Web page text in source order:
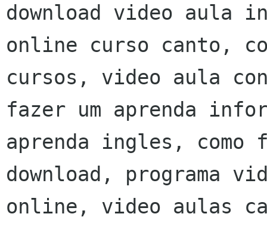
download video aula
online curso canto,
cursos, video aula
fazer um aprenda
aprenda ingles, como
download, programa
online, video aulas